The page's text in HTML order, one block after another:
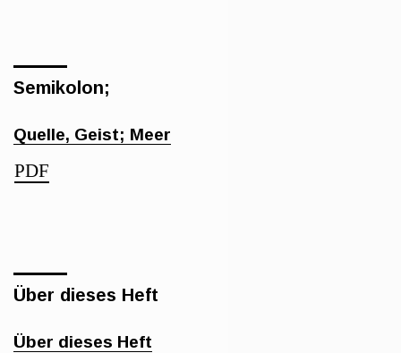
Semikolon;
Quelle, Geist; Meer
PDF
Über dieses Heft
Über dieses Heft